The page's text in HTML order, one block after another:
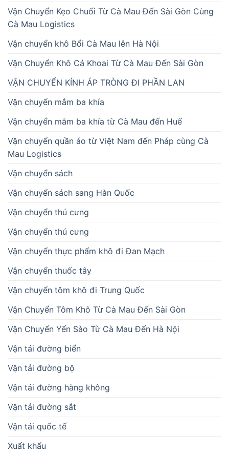
Vận Chuyển Kẹo Chuối Từ Cà Mau Đến Sài Gòn Cùng
Cà Mau Logistics
Vận chuyển khô Bổi Cà Mau lên Hà Nội
Vận Chuyển Khô Cá Khoai Từ Cà Mau Đến Sài Gòn
VẬN CHUYỂN KÍNH ÁP TRÒNG ĐI PHẦN LAN
Vận chuyển mắm ba khía
Vận chuyển mắm ba khía từ Cà Mau đến Huế
Vận chuyển quần áo từ Việt Nam đến Pháp cùng Cà
Mau Logistics
Vận chuyển sách
Vận chuyển sách sang Hàn Quốc
Vận chuyển thú cưng
Vận chuyển thú cưng
Vận chuyển thực phẩm khô đi Đan Mạch
Vận chuyển thuốc tây
Vận chuyển tôm khô đi Trung Quốc
Vận Chuyển Tôm Khô Từ Cà Mau Đến Sài Gòn
Vận Chuyển Yến Sào Từ Cà Mau Đến Hà Nội
Vận tải đường biển
Vận tải đường bộ
Vận tải đường hàng không
Vận tải đường sắt
Vận tải quốc tế
Xuất khẩu